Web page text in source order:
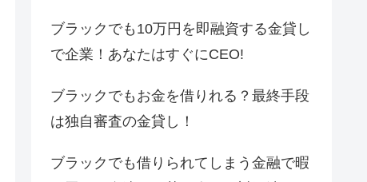
ブラックでも10万円を即融資する金貸し
で企業！あなたはすぐにCEO!
ブラックでもお金を借りれる？最終手段
は独自審査の金貸し！
ブラックでも借りられてしまう金融で暇